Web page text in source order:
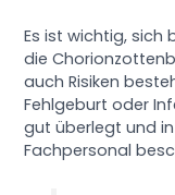
Es ist wichtig, sich
die
auch Risiken
Fehlgeburt oder
gut überlegt und
Fachpersonal